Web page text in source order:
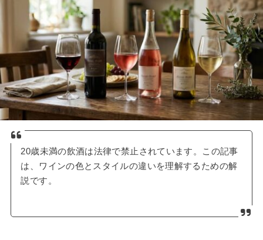
20歳未満の飲酒は法律で禁止されています。この記事
は、ワインの色とスタイルの違いを理解するための解
説です。